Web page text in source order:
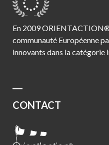
En 2009
communauté Européenne
innovants dans la catégorie
CONTACT